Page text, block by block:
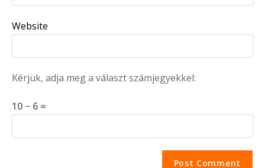
Website
Kérjük, adja meg a választ számjegyekkel:
10 − 6 =